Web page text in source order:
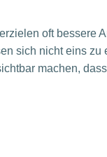
oft bessere
sich nicht eins
machen,